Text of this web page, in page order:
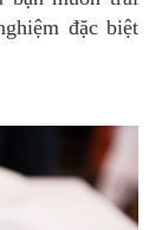
đặc biệt